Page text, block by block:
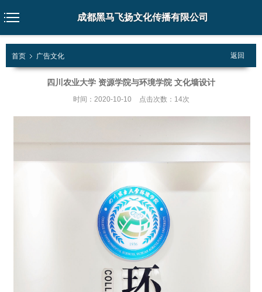
成都黑马飞扬文化传播有限公司
首页 广告文化 返回
四川农业大学 资源学院与环境学院 文化墙设计
时间：2020-10-10 点击次数：14次